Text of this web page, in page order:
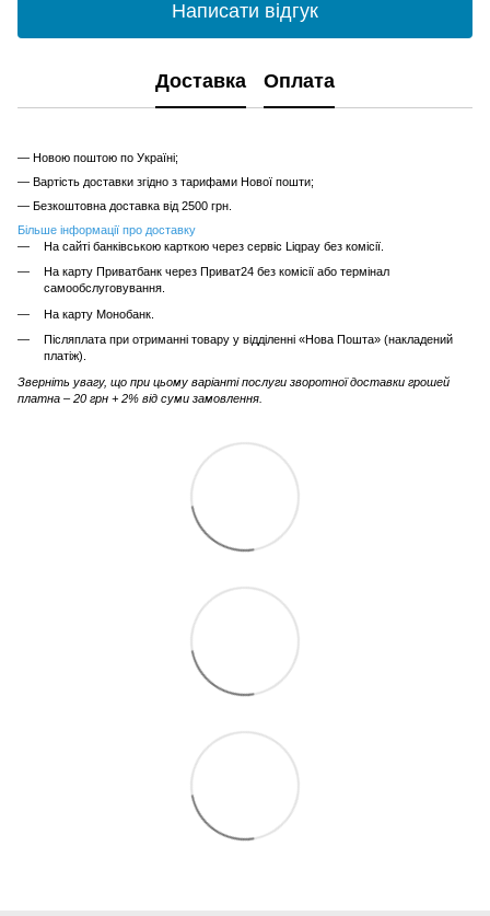
Написати відгук
Доставка Оплата
— Новою поштою по Україні;
— Вартість доставки згідно з тарифами Нової пошти;
— Безкоштовна доставка від 2500 грн.
Більше інформації про доставку
На сайті банківською карткою через сервіс Liqpay без комісії.
На карту Приватбанк через Приват24 без комісії або термінал
самообслуговування.
На карту Монобанк.
Післяплата при отриманні товару у відділенні «Нова Пошта» (накладений
платіж).
Зверніть увагу, що при цьому варіанті послуги зворотної доставки грошей
платна – 20 грн + 2% від суми замовлення.